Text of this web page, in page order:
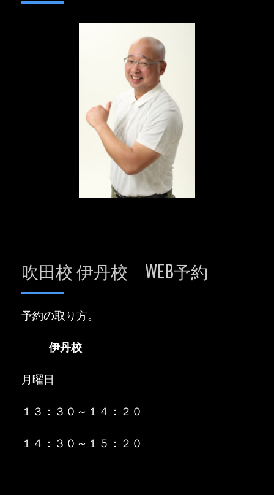
吹田校 伊丹校 WEB予約
予約の取り方。
伊丹校
月曜日
１３：３０～１４：２０
１４：３０～１５：２０